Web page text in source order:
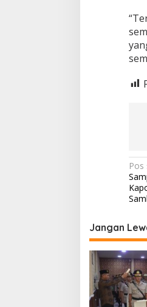
N
a
v
i
g
a
s
i
Pos
Jangan